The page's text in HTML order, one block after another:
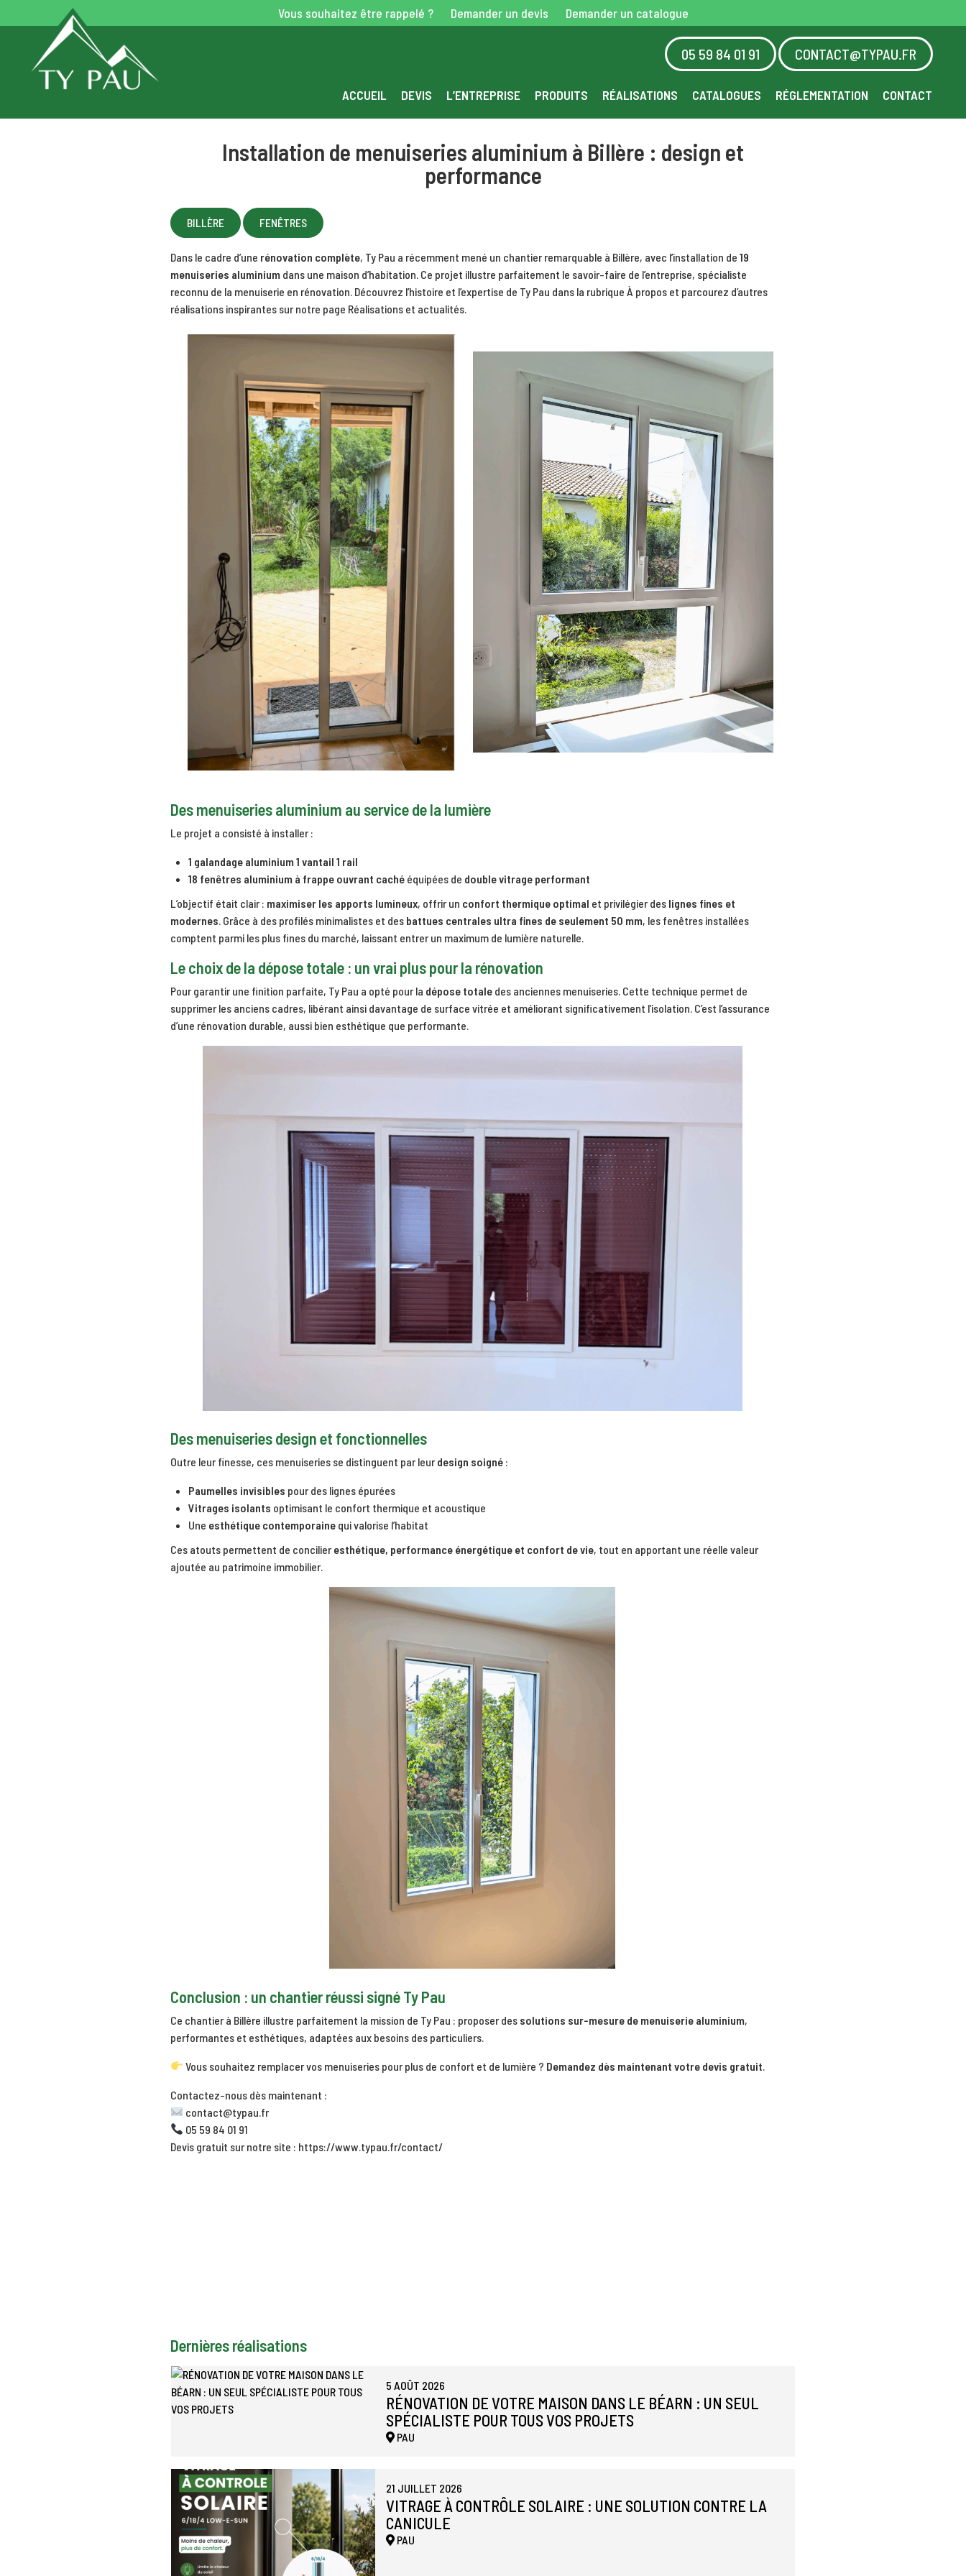
Vous souhaitez être rappelé ? Demander un devis Demander un catalogue
05 59 84 01 91 CONTACT@TYPAU.FR
ACCUEIL DEVIS L’ENTREPRISE PRODUITS RÉALISATIONS CATALOGUES RÉGLEMENTATION CONTACT
Installation de menuiseries aluminium à Billère : design et
performance
BILLÈRE FENÊTRES
Dans le cadre d’une rénovation complète, Ty Pau a récemment mené un chantier remarquable à Billère, avec l’installation de 19
menuiseries aluminium dans une maison d’habitation. Ce projet illustre parfaitement le savoir-faire de l’entreprise, spécialiste
reconnu de la menuiserie en rénovation. Découvrez l’histoire et l’expertise de Ty Pau dans la rubrique À propos et parcourez d’autres
réalisations inspirantes sur notre page Réalisations et actualités.
Des menuiseries aluminium au service de la lumière
Le projet a consisté à installer :
1 galandage aluminium 1 vantail 1 rail
18 fenêtres aluminium à frappe ouvrant caché équipées de double vitrage performant
L’objectif était clair : maximiser les apports lumineux, offrir un confort thermique optimal et privilégier des lignes fines et
modernes. Grâce à des profilés minimalistes et des battues centrales ultra fines de seulement 50 mm, les fenêtres installées
comptent parmi les plus fines du marché, laissant entrer un maximum de lumière naturelle.
Le choix de la dépose totale : un vrai plus pour la rénovation
Pour garantir une finition parfaite, Ty Pau a opté pour la dépose totale des anciennes menuiseries. Cette technique permet de
supprimer les anciens cadres, libérant ainsi davantage de surface vitrée et améliorant significativement l’isolation. C’est l’assurance
d’une rénovation durable, aussi bien esthétique que performante.
Des menuiseries design et fonctionnelles
Outre leur finesse, ces menuiseries se distinguent par leurdesign soigné :
Paumelles invisibles pour des lignes épurées
Vitrages isolants optimisant le confort thermique et acoustique
Une esthétique contemporaine qui valorise l’habitat
Ces atouts permettent de concilieresthétique, performance énergétique et confort de vie, tout en apportant une réelle valeur
ajoutée au patrimoine immobilier.
Conclusion : un chantier réussi signé Ty Pau
Ce chantier à Billère illustre parfaitement la mission de Ty Pau : proposer des solutions sur-mesure de menuiserie aluminium,
performantes et esthétiques, adaptées aux besoins des particuliers.
Vous souhaitez remplacer vos menuiseries pour plus de confort et de lumière ? Demandez dès maintenant votre devis gratuit
Contactez-nous dès maintenant :
contact@typau.fr
05 59 84 01 91
Devis gratuit sur notre site : https://www.typau.fr/contact/
Dernières réalisations
5 AOÛT 2026
RÉNOVATION DE VOTRE MAISON DANS LE BÉARN : UN SEUL
SPÉCIALISTE POUR TOUS VOS PROJETS
PAU
21 JUILLET 2026
VITRAGE À CONTRÔLE SOLAIRE : UNE SOLUTION CONTRE LA
CANICULE
PAU